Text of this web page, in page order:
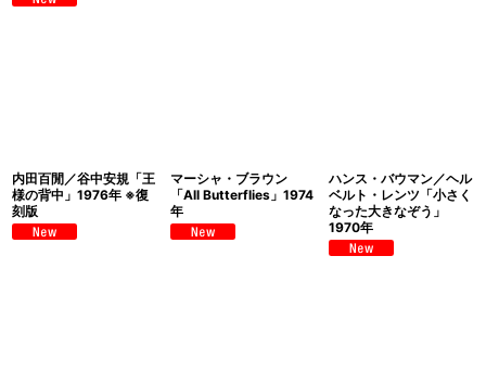
内田百閒／谷中安規「王
様の背中」1976年 ※復
刻版
マーシャ・ブラウン
「All Butterflies」1974
年
ハンス・バウマン／ヘル
ベルト・レンツ「小さく
なった大きなぞう」
1970年